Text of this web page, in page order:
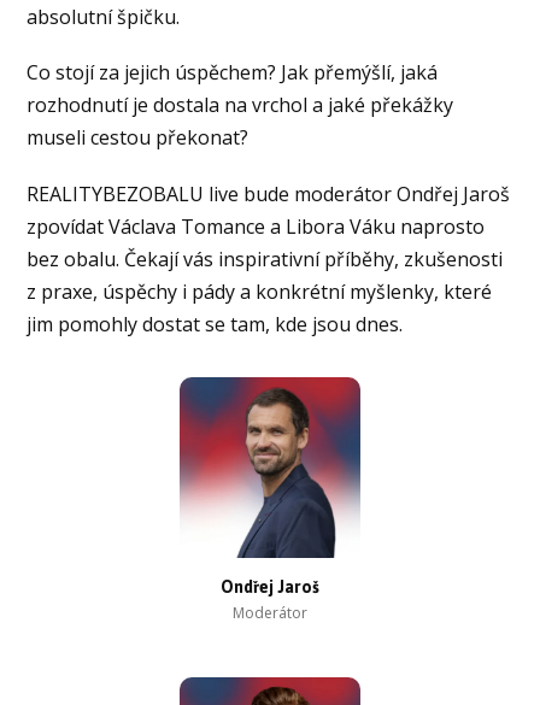
absolutní špičku.
Co stojí za jejich úspěchem? Jak přemýšlí, jaká
rozhodnutí je dostala na vrchol a jaké překážky
museli cestou překonat?
REALITYBEZOBALU live bude moderátor Ondřej Jaroš
zpovídat Václava Tomance a Libora Váku naprosto
bez obalu. Čekají vás inspirativní příběhy, zkušenosti
z praxe, úspěchy i pády a konkrétní myšlenky, které
jim pomohly dostat se tam, kde jsou dnes.
Ondřej Jaroš
Moderátor